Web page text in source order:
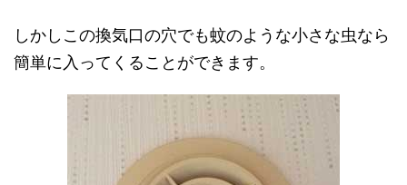
しかしこの換気口の穴でも蚊のような小さな虫なら
簡単に入ってくることができます。